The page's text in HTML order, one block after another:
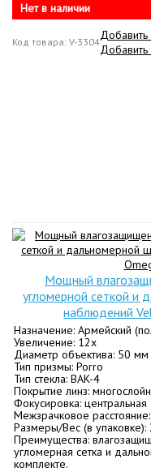
Нет в наличии
Код товара: V-3304
Мощный
угломерной сеткой и
наблюдений
Назначение: Армейский
Увеличение: 12х
Диаметр объектива: 50 мм
Тип призмы: Porro
Тип стекла: BАK-4
Покрытие линз:
Фокусировка: центральная
Межзрачковое
Размеры/Вес (в
Преимущества:
угломерная сетка и
комплекте.